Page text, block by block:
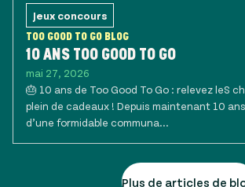
Jeux concours
TOO GOOD TO GO BLOG
10 ANS TOO GOOD TO GO
mai 27, 2026
🎂 10 ans de Too Good To Go : relevez leS
plein de cadeaux ! Depuis maintenant 10
d’une formidable communa...
Plus de articles de